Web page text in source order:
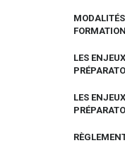
LES
LES